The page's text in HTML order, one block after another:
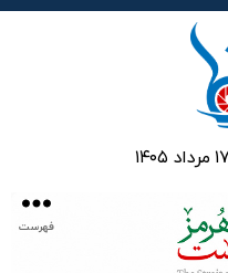
فهرست